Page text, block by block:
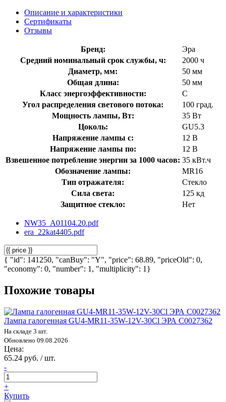
Описание и характеристики
Сертификаты
Отзывы
Бренд:
Эра
Средний номинальный срок службы, ч:
2000 ч
Диаметр, мм:
50 мм
Общая длина:
50 мм
Класс энергоэффективности:
C
Угол распределения светового потока:
100 град.
Мощность лампы, Вт:
35 Вт
Цоколь:
GU5.3
Напряжение лампы с:
12 В
Напряжение лампы по:
12 В
Взвешенное потребление энергии за 1000 часов: 35 кВт.ч
Обозначение лампы:
MR16
Тип отражателя:
Стекло
Сила света:
125 кд
Защитное стекло:
Нет
NW35_A01104.20.pdf
era_22kat4405.pdf
{ "id": 141250, "canBuy": "Y", "price": 68.89, "priceOld": 0,
"economy": 0, "number": 1, "multiplicity": 1}
Похожие товары
Лампа галогенная GU4-MR11-35W-12V-30Cl ЭРА C0027362
На складе 3 шт.
Обновлено 09.08.2026
Цена:
65.24 руб. / шт.
-
+
Купить